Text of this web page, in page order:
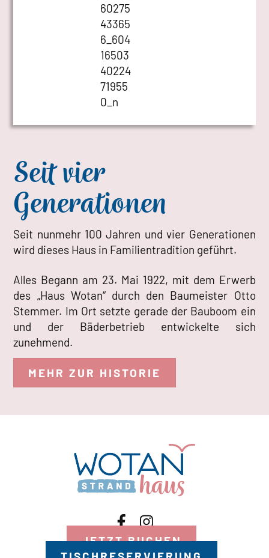
Seit vier
Generationen
Seit nunmehr 100 Jahren und vier Generationen
wird dieses Haus in Familientradition geführt.
Alles Begann am 23. Mai 1922, mit dem Erwerb
des „Haus Wotan“ durch den Baumeister Otto
Stemmer. Im Ort setzte gerade der Bauboom ein
und der Bäderbetrieb entwickelte sich
zunehmend.
MEHR ZUR HISTORIE
JETZT BUCHEN